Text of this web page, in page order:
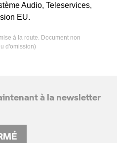
Audio, Teleservices,
EU.
à la route. Document non
d'omission)
à la newsletter